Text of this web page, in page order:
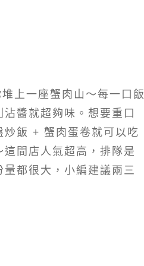
上一座蟹肉山～每一口飯
醬就超夠味。想要重口
飯 + 蟹肉蛋卷就可以吃
間店人氣超高，排隊是
都很大，小編建議兩三